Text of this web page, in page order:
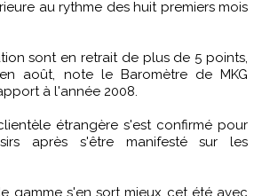
au rythme des huit premiers mois
sont en retrait de plus de 5 points,
août, note le Baromètre de MKG
à l'année 2008.
étrangère s'est confirmé pour
après s'être manifesté sur les
gamme s'en sort mieux cet été avec